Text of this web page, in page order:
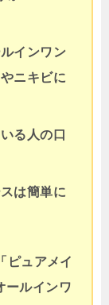
インワン
ニキビに
る人の口
は簡単に
「 ピュアメイ
ールインワ